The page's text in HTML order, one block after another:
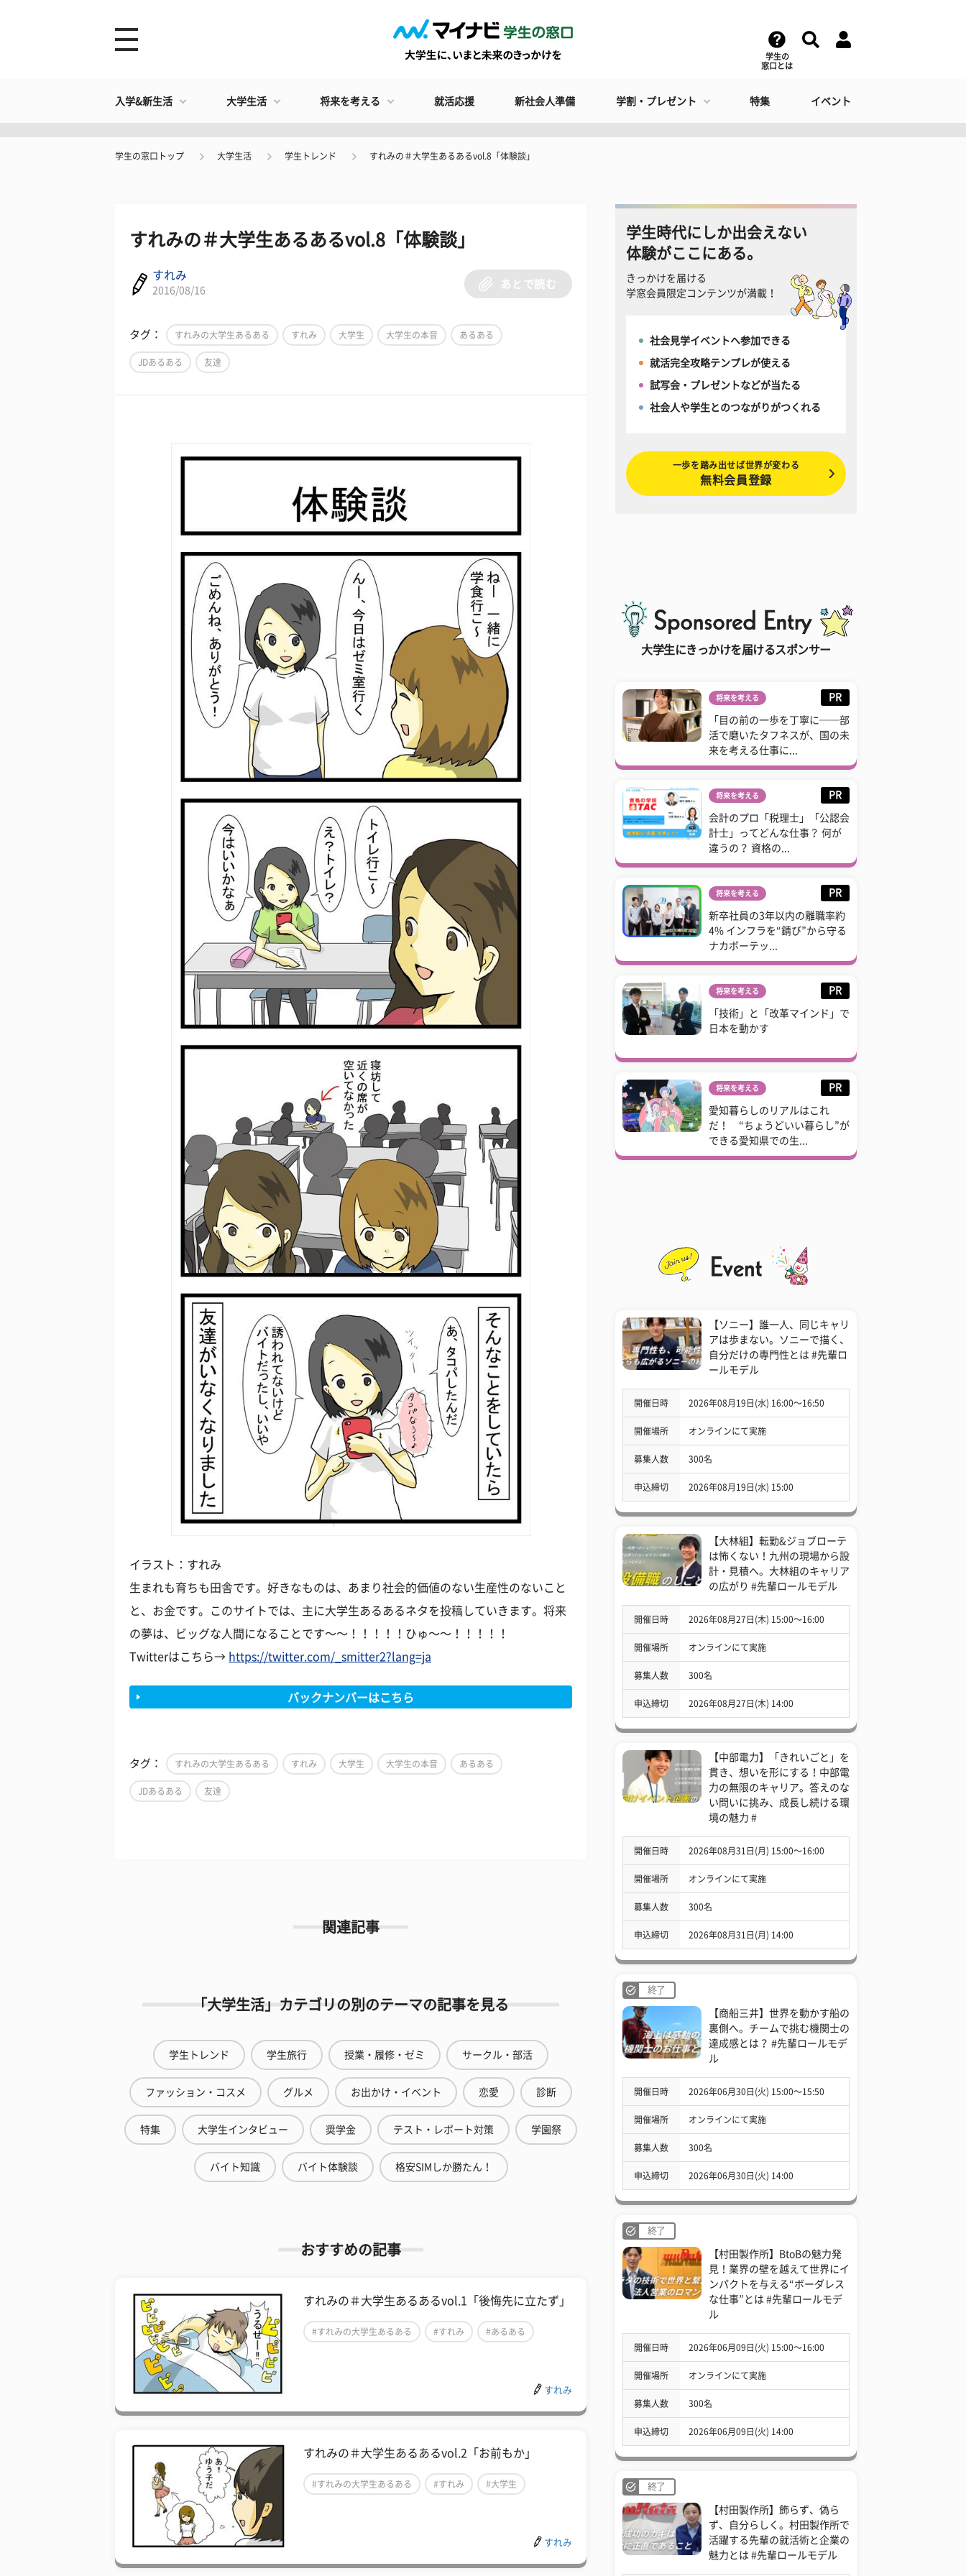
学生の
窓口とは
入学&新生活 大学生活 将来を考える 就活応援 新社会人準備 学割・プレゼント 特集 イベント
学生の窓口トップ 大学生活 学生トレンド すれみの＃大学生あるあるvol.8「体験談」
すれみの＃大学生あるあるvol.8「体験談」
すれみ
2016/08/16
あとで読む
タグ： すれみの大学生あるある すれみ 大学生 大学生の本音 あるある
JDあるある 友達
イラスト：すれみ
生まれも育ちも田舎です。好きなものは、あまり社会的価値のない生産性のないこと
と、お金です。このサイトでは、主に大学生あるあるネタを投稿していきます。将来
の夢は、ビッグな人間になることです〜〜！！！！！ひゅ〜〜！！！！！
Twitterはこちら→ https://twitter.com/_smitter2?lang=ja
バックナンバーはこちら
タグ： すれみの大学生あるある すれみ 大学生 大学生の本音 あるある
JDあるある 友達
関連記事
「大学生活」カテゴリの別のテーマの記事を見る
学生トレンド 学生旅行 授業・履修・ゼミ サークル・部活
ファッション・コスメ グルメ お出かけ・イベント 恋愛 診断
特集 大学生インタビュー 奨学金 テスト・レポート対策 学園祭
バイト知識 バイト体験談 格安SIMしか勝たん！
おすすめの記事
すれみの＃大学生あるあるvol.1「後悔先に立たず」
#すれみの大学生あるある #すれみ #あるある
すれみ
すれみの＃大学生あるあるvol.2「お前もか」
#すれみの大学生あるある #すれみ #大学生
すれみ
学生時代にしか出会えない
体験がここにある。
きっかけを届ける
学窓会員限定コンテンツが満載！
社会見学イベントへ参加できる
就活完全攻略テンプレが使える
試写会・プレゼントなどが当たる
社会人や学生とのつながりがつくれる
一歩を踏み出せば世界が変わる
無料会員登録
大学生にきっかけを届けるスポンサー
将来を考える PR
「目の前の一歩を丁寧に──部
活で磨いたタフネスが、国の未
来を考える仕事に...
将来を考える PR
会計のプロ「税理士」「公認会
計士」ってどんな仕事？ 何が
違うの？ 資格の...
将来を考える PR
新卒社員の3年以内の離職率約
4% インフラを“錆び”から守る
ナカボーテッ...
将来を考える PR
「技術」と「改革マインド」で
日本を動かす
将来を考える PR
愛知暮らしのリアルはこれ
だ！ “ちょうどいい暮らし”が
できる愛知県での生...
【ソニー】誰一人、同じキャリ
アは歩まない。ソニーで描く、
自分だけの専門性とは #先輩ロ
ールモデル
開催日時 2026年08月19日(水) 16:00〜16:50
開催場所 オンラインにて実施
募集人数 300名
申込締切 2026年08月19日(水) 15:00
【大林組】転勤&ジョブローテ
は怖くない！九州の現場から設
計・見積へ。大林組のキャリア
の広がり #先輩ロールモデル
開催日時 2026年08月27日(木) 15:00〜16:00
開催場所 オンラインにて実施
募集人数 300名
申込締切 2026年08月27日(木) 14:00
【中部電力】「きれいごと」を
貫き、想いを形にする！中部電
力の無限のキャリア。答えのな
い問いに挑み、成長し続ける環
境の魅力 #
開催日時 2026年08月31日(月) 15:00〜16:00
開催場所 オンラインにて実施
募集人数 300名
申込締切 2026年08月31日(月) 14:00
終了
【商船三井】世界を動かす船の
裏側へ。チームで挑む機関士の
達成感とは？ #先輩ロールモデ
ル
開催日時 2026年06月30日(火) 15:00〜15:50
開催場所 オンラインにて実施
募集人数 300名
申込締切 2026年06月30日(火) 14:00
終了
【村田製作所】BtoBの魅力発
見！業界の壁を越えて世界にイ
ンパクトを与える“ボーダレス
な仕事”とは #先輩ロールモデ
ル
開催日時 2026年06月09日(火) 15:00〜16:00
開催場所 オンラインにて実施
募集人数 300名
申込締切 2026年06月09日(火) 14:00
終了
【村田製作所】飾らず、偽ら
ず、自分らしく。村田製作所で
活躍する先輩の就活術と企業の
魅力とは #先輩ロールモデル